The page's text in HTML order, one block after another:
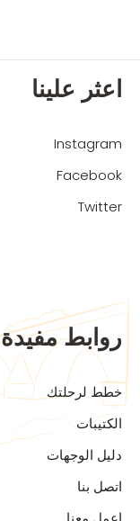
اعثر علينا
Instagram
Facebook
Twitter
روابط مفيدة
خطط لرحلتك
الكتيبات
دليل الوجهات
اتصل بنا